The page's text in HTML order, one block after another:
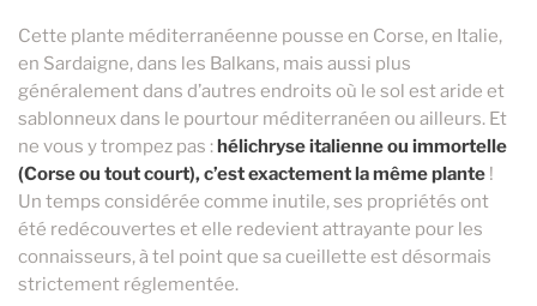
5ml 16,95 €
10ml 31,00 €
8,60 €
100ml
Cette plante méditerranéenne pousse en Corse, en Italie,
en Sardaigne, dans les Balkans, mais aussi plus
généralement dans d’autres endroits où le sol est aride et
sablonneux dans le pourtour méditerranéen ou ailleurs. Et
ne vous y trompez pas :hélichryse italienne ou immortelle
(Corse ou tout court), c’est exactement la même plante !
Un temps considérée comme inutile, ses propriétés ont
été redécouvertes et elle redevient attrayante pour les
connaisseurs, à tel point que sa cueillette est désormais
strictement réglementée.